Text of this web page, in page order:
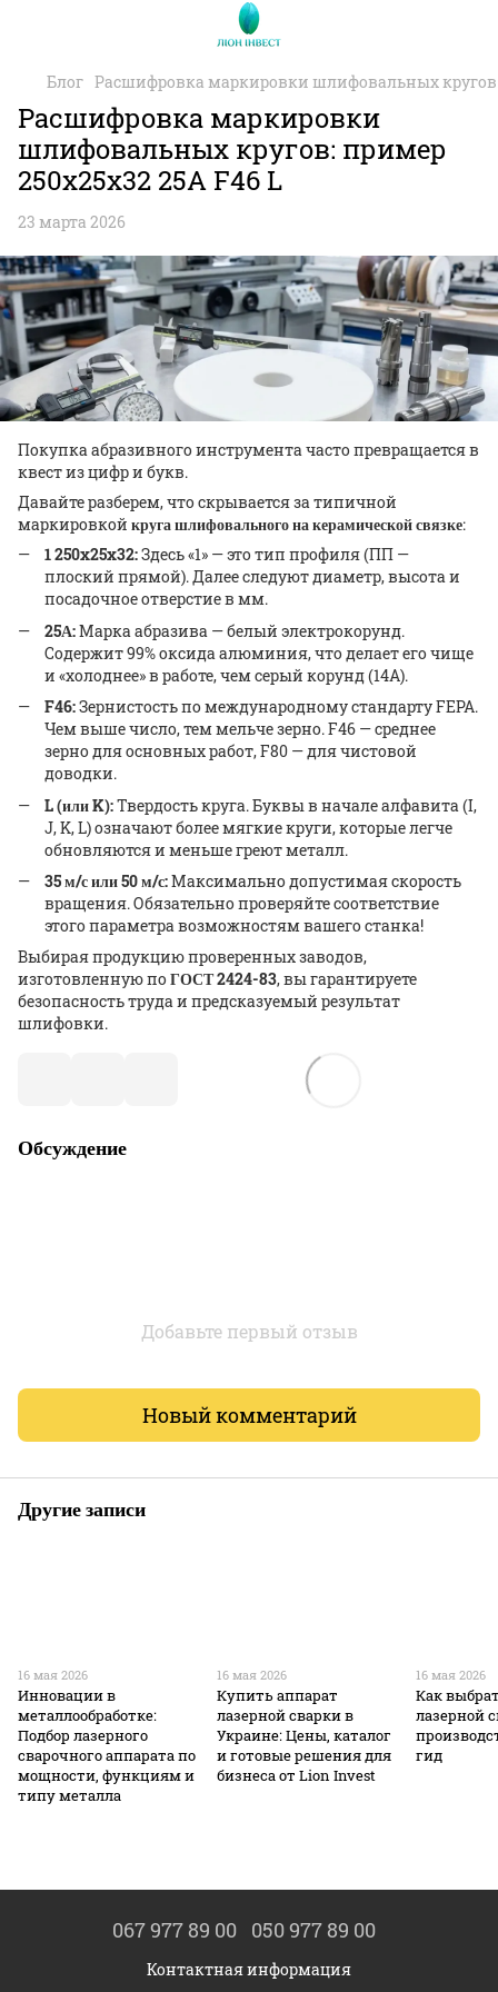
Блог Расшифровка маркировки шлифовальных кругов:
Расшифровка маркировки
шлифовальных кругов: пример
250x25x32 25А F46 L
23 марта 2026
Покупка абразивного инструмента часто превращается в
квест из цифр и букв.
Давайте разберем, что скрывается за типичной
маркировкой круга шлифовального на керамической связке:
1 250x25x32:Здесь «1» — это тип профиля (ПП —
плоский прямой). Далее следуют диаметр, высота и
посадочное отверстие в мм.
25А:Марка абразива — белый электрокорунд.
Содержит 99% оксида алюминия, что делает его чище
и «холоднее» в работе, чем серый корунд (14А).
F46:Зернистость по международному стандарту FEPA.
Чем выше число, тем мельче зерно. F46 — среднее
зерно для основных работ, F80 — для чистовой
доводки.
L (или K):Твердость круга. Буквы в начале алфавита (I,
J, K, L) означают более мягкие круги, которые легче
обновляются и меньше греют металл.
35 м/с или 50 м/с:Максимально допустимая скорость
вращения. Обязательно проверяйте соответствие
этого параметра возможностям вашего станка!
Выбирая продукцию проверенных заводов,
изготовленную поГОСТ 2424-83, вы гарантируете
безопасность труда и предсказуемый результат
шлифовки.
Обсуждение
Добавьте первый отзыв
Новый комментарий
Другие записи
16 мая 2026
Инновации в
металлообработке:
Подбор лазерного
сварочного аппарата по
мощности, функциям и
типу металла
16 мая 2026
Купить аппарат
лазерной сварки в
Украине: Цены, каталог
и готовые решения для
бизнеса от Lion Invest
16 мая 2026
Как
лазерной
гид
067 977 89 00 050 977 89 00
Контактная информация